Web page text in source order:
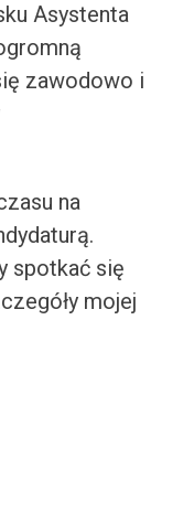
Asystenta
zawodowo i
na
spotkać się
mojej